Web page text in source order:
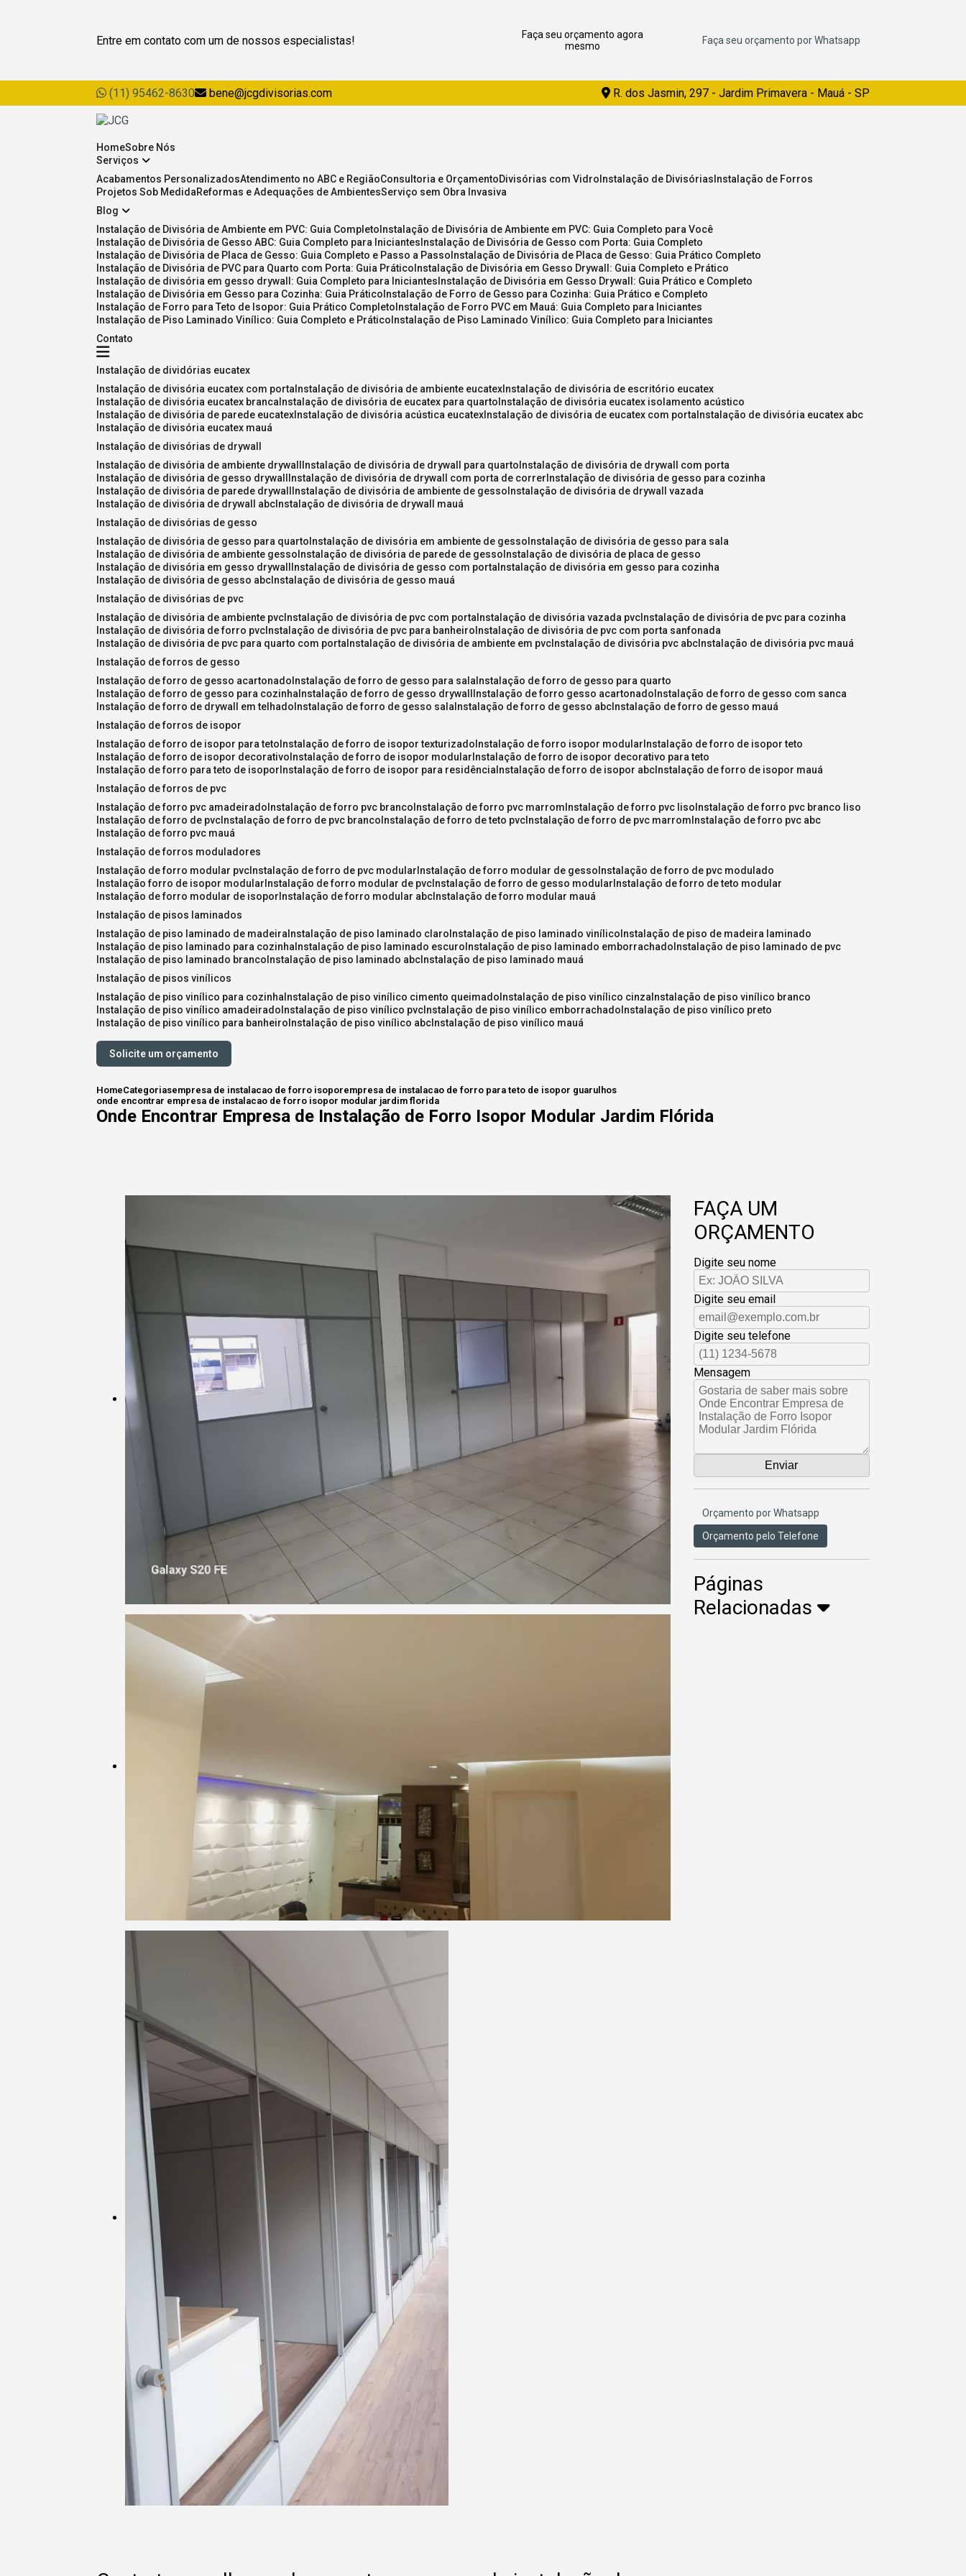
Entre em contato com um de nossos especialistas!
Faça seu orçamento agora
mesmo
Faça seu orçamento por Whatsapp
(11) 95462-8630 bene@jcgdivisorias.com R. dos Jasmin, 297 - Jardim Primavera - Mauá - SP
Home Sobre Nós
Serviços
Acabamentos Personalizados Atendimento no ABC e Região Consultoria e Orçamento Divisórias com Vidro Instalação de Divisórias Instalação de Forros
Projetos Sob Medida
Reformas e Adequações de Ambientes Serviço sem Obra Invasiva
Blog
Instalação de Divisória de Ambiente em PVC: Guia Completo Instalação de Divisória de Ambiente em PVC: Guia Completo para Você
Instalação de Divisória de Gesso ABC: Guia Completo para Iniciantes Instalação de Divisória de Gesso com Porta: Guia Completo
Instalação de Divisória de Placa de Gesso: Guia Completo e Passo a Passo Instalação de Divisória de Placa de Gesso: Guia Prático Completo
Instalação de Divisória de PVC para Quarto com Porta: Guia Prático Instalação de Divisória em Gesso Drywall: Guia Completo e Prático
Instalação de divisória em gesso drywall: Guia Completo para Iniciantes Instalação de Divisória em Gesso Drywall: Guia Prático e Completo
Instalação de Divisória em Gesso para Cozinha: Guia Prático Instalação de Forro de Gesso para Cozinha: Guia Prático e Completo
Instalação de Forro para Teto de Isopor: Guia Prático Completo Instalação de Forro PVC em Mauá: Guia Completo para Iniciantes
Instalação de Piso Laminado Vinílico: Guia Completo e Prático Instalação de Piso Laminado Vinílico: Guia Completo para Iniciantes
Contato
instalação de dividórias eucatex
instalação de divisória eucatex com porta instalação de divisória de ambiente eucatex instalação de divisória de escritório eucatex
instalação de divisória eucatex branca instalação de divisória de eucatex para quarto instalação de divisória eucatex isolamento acústico
instalação de divisória de parede eucatex instalação de divisória acústica eucatex instalação de divisória de eucatex com porta instalação de divisória eucatex abc
instalação de divisória eucatex mauá
instalação de divisórias de drywall
instalação de divisória de ambiente drywall
instalação de divisória de drywall para quarto instalação de divisória de drywall com porta
instalação de divisória de gesso drywall
instalação de divisória de drywall com porta de correr instalação de divisória de gesso para cozinha
instalação de divisória de parede drywall
instalação de divisória de ambiente de gesso instalação de divisória de drywall vazada
instalação de divisória de drywall abc instalação de divisória de drywall mauá
instalação de divisórias de gesso
instalação de divisória de gesso para quarto instalação de divisória em ambiente de gesso instalação de divisória de gesso para sala
instalação de divisória de ambiente gesso instalação de divisória de parede de gesso instalação de divisória de placa de gesso
instalação de divisória em gesso drywall
instalação de divisória de gesso com porta instalação de divisória em gesso para cozinha
instalação de divisória de gesso abc instalação de divisória de gesso mauá
instalação de divisórias de pvc
instalação de divisória de ambiente pvc instalação de divisória de pvc com porta instalação de divisória vazada pvc instalação de divisória de pvc para cozinha
instalação de divisória de forro pvc instalação de divisória de pvc para banheiro instalação de divisória de pvc com porta sanfonada
instalação de divisória de pvc para quarto com porta instalação de divisória de ambiente em pvc instalação de divisória pvc abc instalação de divisória pvc mauá
instalação de forros de gesso
instalação de forro de gesso acartonado instalação de forro de gesso para sala instalação de forro de gesso para quarto
instalação de forro de gesso para cozinha instalação de forro de gesso drywall instalação de forro gesso acartonado instalação de forro de gesso com sanca
instalação de forro de drywall em telhado instalação de forro de gesso sala instalação de forro de gesso abc instalação de forro de gesso mauá
instalação de forros de isopor
instalação de forro de isopor para teto instalação de forro de isopor texturizado instalação de forro isopor modular instalação de forro de isopor teto
instalação de forro de isopor decorativo instalação de forro de isopor modular instalação de forro de isopor decorativo para teto
instalação de forro para teto de isopor instalação de forro de isopor para residência instalação de forro de isopor abc instalação de forro de isopor mauá
instalação de forros de pvc
instalação de forro pvc amadeirado instalação de forro pvc branco instalação de forro pvc marrom instalação de forro pvc liso instalação de forro pvc branco liso
instalação de forro de pvc instalação de forro de pvc branco instalação de forro de teto pvc instalação de forro de pvc marrom instalação de forro pvc abc
instalação de forro pvc mauá
instalação de forros moduladores
instalação de forro modular pvc instalação de forro de pvc modular instalação de forro modular de gesso instalação de forro de pvc modulado
instalação forro de isopor modular instalação de forro modular de pvc instalação de forro de gesso modular instalação de forro de teto modular
instalação de forro modular de isopor instalação de forro modular abc instalação de forro modular mauá
instalação de pisos laminados
instalação de piso laminado de madeira instalação de piso laminado claro instalação de piso laminado vinílico instalação de piso de madeira laminado
instalação de piso laminado para cozinha instalação de piso laminado escuro instalação de piso laminado emborrachado instalação de piso laminado de pvc
instalação de piso laminado branco instalação de piso laminado abc instalação de piso laminado mauá
instalação de pisos vinílicos
instalação de piso vinílico para cozinha instalação de piso vinílico cimento queimado instalação de piso vinílico cinza instalação de piso vinílico branco
instalação de piso vinílico amadeirado instalação de piso vinílico pvc instalação de piso vinílico emborrachado instalação de piso vinílico preto
instalação de piso vinílico para banheiro instalação de piso vinílico abc instalação de piso vinílico mauá
Solicite um orçamento
HomeCategoriasempresa de instalacao de forro isoporempresa de instalacao de forro para teto de isopor guarulhos
onde encontrar empresa de instalacao de forro isopor modular jardim florida
Onde Encontrar Empresa de Instalação de Forro Isopor Modular Jardim Flórida
FAÇA UM
ORÇAMENTO
Digite seu nome
Digite seu email
Digite seu telefone
Mensagem
Orçamento por Whatsapp
Orçamento pelo Telefone
Páginas
Relacionadas